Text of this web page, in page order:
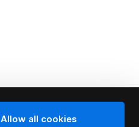
Allow all cookies